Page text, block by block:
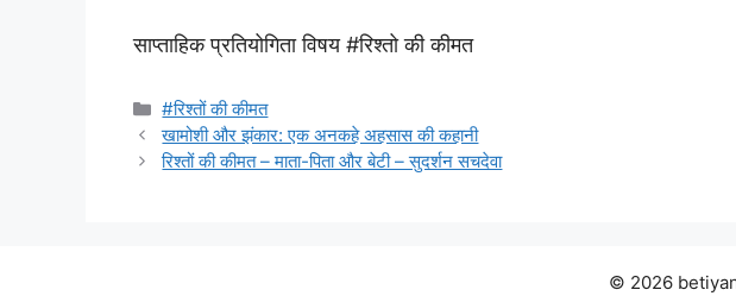
साप्ताहिक प्रतियोगिता विषय #रिश्तो की कीमत
Categories
#रिश्तों की कीमत
खामोशी और झंकार: एक अनकहे अहसास की कहानी
रिश्तों की कीमत – माता-पिता और बेटी – सुदर्शन सचदेवा
© 2026